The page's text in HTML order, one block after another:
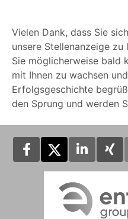
Vielen Dank, dass Sie
unsere Stellenanzeige zu
Sie möglicherweise bald
mit Ihnen zu wachsen
Erfolgsgeschichte
den Sprung und werden